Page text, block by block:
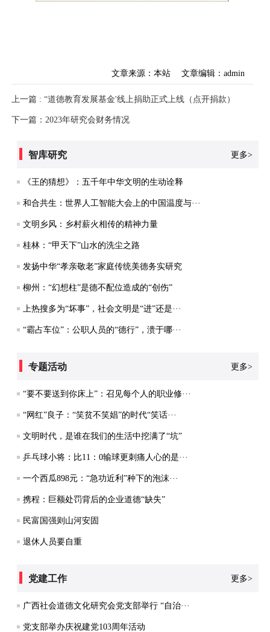
文章来源：本站 文章编辑：admin
上一篇 : “道德教育发展基金'线上捐助正式上线（点开捐款）
下一篇：2023年研究会财务情况
智库研究 更多>
《王的猜想》：五千年中华文明的生动诠释
和合共生：世界人工智能大会上的中国温度与···
文明乡风：乡村薪火相传的精神力量
桂林：“甲天下”山水的洗尘之路
发扬中华“孝亲敬老”家庭传统美德务实研究
柳州：“幻想柱”是德不配位造成的“创伤”
上热搜多为“坏事”，社会文明是“进”还是···
“霸占车位”：公职人员的“德行”，溃于哪···
专题活动 更多>
“要不要送到你床上”：召见每个人的职业修···
“网红”良子：“笑贫不笑娼”的时代“笑话···
文明时代，是谁在我们的生活中挖满了“坑”
乒乓球小将：比11：0输球更刺痛人心的是···
一个西瓜898元：“急功近利”种下的泡沫···
携程：巨额处罚背后的企业道德“缺失”
民富国强则山河安固
退休人员要自重
党建工作 更多>
广西社会道德文化研究会党支部举行 “自治···
党支部举办庆祝建党103周年活动